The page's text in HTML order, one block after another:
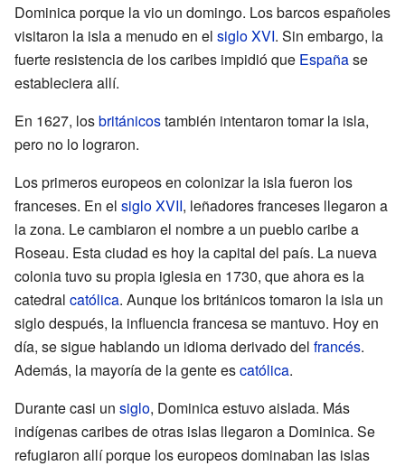
Dominica porque la vio un domingo. Los barcos españoles
visitaron la isla a menudo en el siglo XVI. Sin embargo, la
fuerte resistencia de los caribes impidió que Españase
estableciera allí.
En 1627, losbritánicostambién intentaron tomar la isla,
pero no lo lograron.
Los primeros europeos en colonizar la isla fueron los
franceses. En el siglo XVII, leñadores franceses llegaron a
la zona. Le cambiaron el nombre a un pueblo caribe a
Roseau. Esta ciudad es hoy la capital del país. La nueva
colonia tuvo su propia iglesia en 1730, que ahora es la
catedral católica. Aunque los británicos tomaron la isla un
siglo después, la influencia francesa se mantuvo. Hoy en
día, se sigue hablando un idioma derivado del francés.
Además, la mayoría de la gente escatólica.
Durante casi un siglo, Dominica estuvo aislada. Más
indígenas caribes de otras islas llegaron a Dominica. Se
refugiaron allí porque los europeos dominaban las islas